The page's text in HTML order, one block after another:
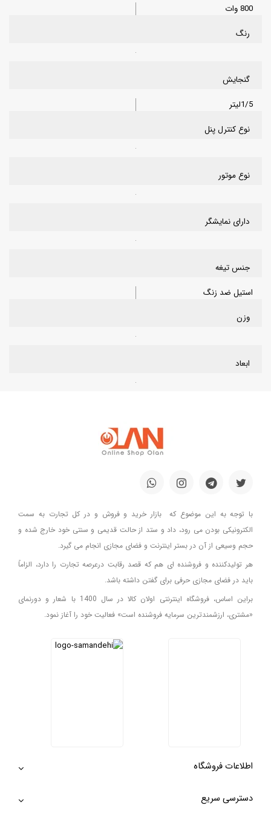
800 وات
رنگ
گنجایش
1/5لیتر
نوع کنترل پنل
نوع موتور
دارای نمایشگر
جنس تیغه
استیل ضد زنگ
وزن
ابعاد
با توجه به این موضوع که بازار خرید و فروش و در کل تجارت به سمت
الکترونیکی بودن می رود، داد و ستد از حالت قدیمی و سنتی خود خارج شده و
حجم وسیعی از آن در بستر اینترنت و فضای مجازی انجام می گیرد.
هر تولیدکننده و فروشنده ای هم که قصد رقابت درعرصه تجارت را دارد، الزاماً
باید در فضای مجازی حرفی برای گفتن داشته باشد.
براین اساس، فروشگاه اینترنتی اولان کالا در سال 1400 با شعار و دورنمای
«مشتری، ارزشمندترین سرمایه فروشنده است» فعالیت خود را آغاز نمود.
اطلاعات فروشگاه
دسترسی سریع